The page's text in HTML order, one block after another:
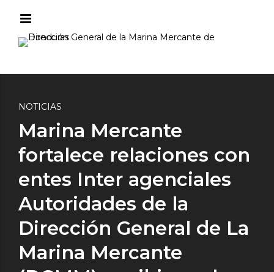
NOTICIAS
Marina Mercante
fortalece relaciones con
entes Inter agenciales
Autoridades de la
Dirección General de La
Marina Mercante